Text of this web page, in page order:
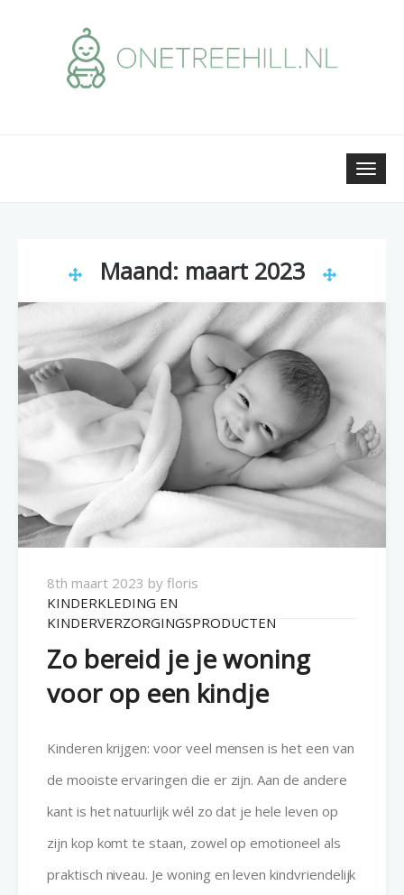
Toggle
Maand: maart 2023
8th maart 2023 by floris
KINDERKLEDING EN
KINDERVERZORGINGSPRODUCTEN
Zo bereid je je woning
voor op een kindje
Kinderen krijgen: voor veel mensen is het een van
de mooiste ervaringen die er zijn. Aan de andere
kant is het natuurlijk wél zo dat je hele leven op
zijn kop komt te staan, zowel op emotioneel als
praktisch niveau. Je woning en leven kindvriendelijk